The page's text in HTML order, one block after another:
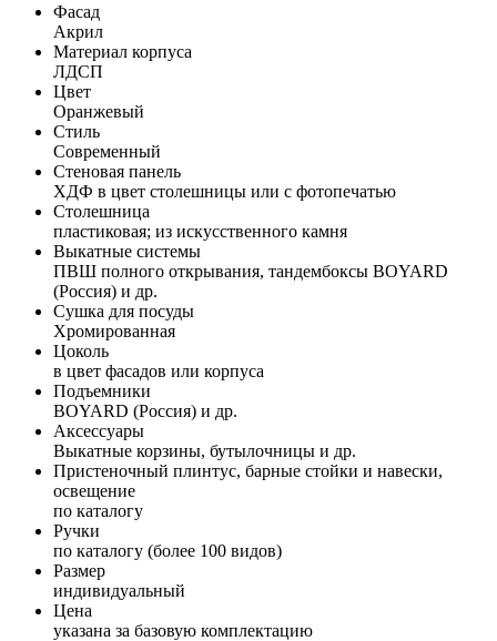
Фасад
Акрил
Материал корпуса
ЛДСП
Цвет
Оранжевый
Стиль
Современный
Стеновая панель
ХДФ в цвет столешницы или с фотопечатью
Столешница
пластиковая; из искусственного камня
Выкатные системы
ПВШ полного открывания, тандембоксы BOYARD
(Россия) и др.
Сушка для посуды
Хромированная
Цоколь
в цвет фасадов или корпуса
Подъемники
BOYARD (Россия) и др.
Аксессуары
Выкатные корзины, бутылочницы и др.
Пристеночный плинтус, барные стойки и навески,
освещение
по каталогу
Ручки
по каталогу (более 100 видов)
Размер
индивидуальный
Цена
указана за базовую комплектацию